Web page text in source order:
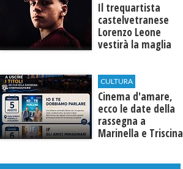
Il trequartista
castelvetranese
Lorenzo Leone
vestirà la maglia
CULTURA
Cinema d'amare,
ecco le date della
rassegna a
Marinella e Triscina